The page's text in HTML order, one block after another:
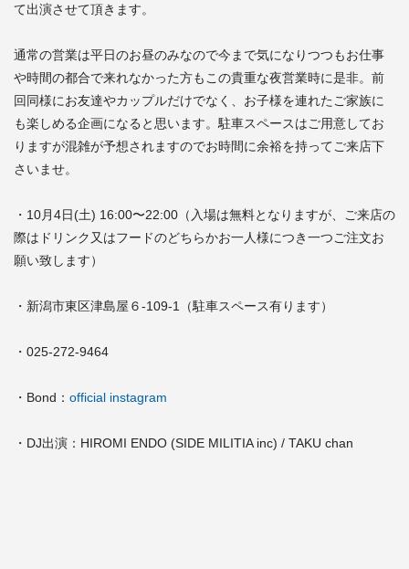
て出演させて頂きます。
通常の営業は平日のお昼のみなので今まで気になりつつもお仕事
や時間の都合で来れなかった方もこの貴重な夜営業時に是非。前
回同様にお友達やカップルだけでなく、お子様を連れたご家族に
も楽しめる企画になると思います。駐車スペースはご用意してお
りますが混雑が予想されますのでお時間に余裕を持ってご来店下
さいませ。
・10月4日(土) 16:00〜22:00（入場は無料となりますが、ご来店の
際はドリンク又はフードのどちらかお一人様につき一つご注文お
願い致します）
・新潟市東区津島屋６-109-1（駐車スペース有ります）
・025-272-9464
・Bond： official instagram
・DJ出演：HIROMI ENDO (SIDE MILITIA inc) / TAKU chan